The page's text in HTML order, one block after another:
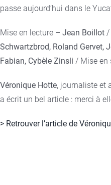
passe aujourd’hui dans le
Mise en lecture – Jean Boillot/
Schwartzbrod, Roland Gervet,
Fabian, Cybèle Zinsli / Mise en
Véronique Hotte, journaliste et
a écrit un bel article : merci à
> Retrouver l’article de